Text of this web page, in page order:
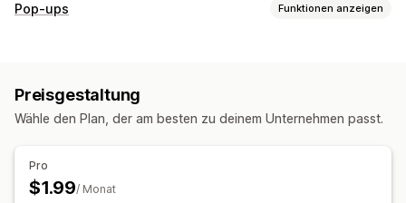
Pop-ups Funktionen anzeigen
Popups verwalten
Preisgestaltung
Wähle den Plan, der am besten zu deinem Unternehmen passt.
Pro
$1.99/ Monat